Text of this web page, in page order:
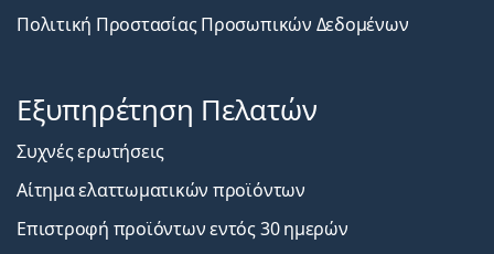
Πολιτική Προστασίας Προσωπικών Δεδομένων
Εξυπηρέτηση Πελατών
Συχνές ερωτήσεις
Αίτημα ελαττωματικών προϊόντων
Επιστροφή προϊόντων εντός 30 ημερών